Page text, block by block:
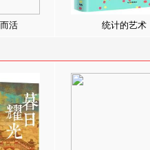
活 统计的艺术